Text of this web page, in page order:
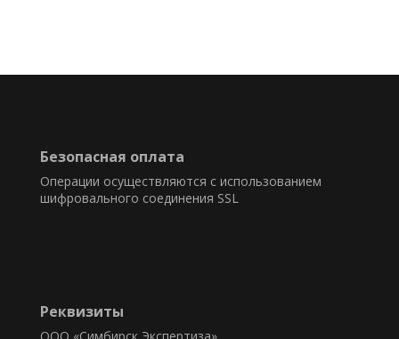
Безопасная оплата
Операции осуществляются с использованием
шифровального соединения SSL
Реквизиты